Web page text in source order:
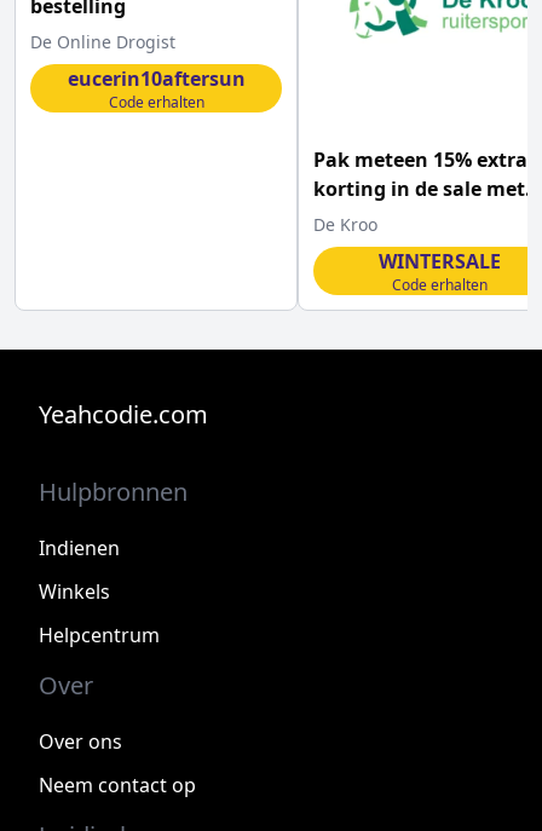
bestelling
De Online Drogist
eucerin10aftersun
Code erhalten
Pak meteen 15% extra
korting in de sale met
deze De Kroo
kortingscode
De Kroo
WINTERSALE
Code erhalten
Yeahcodie.com
Hulpbronnen
Indienen
Winkels
Helpcentrum
Over
Over ons
Neem contact op